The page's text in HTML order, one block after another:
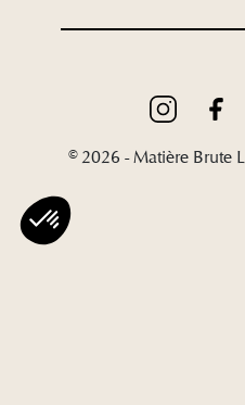
© 2026 - Matière Brute